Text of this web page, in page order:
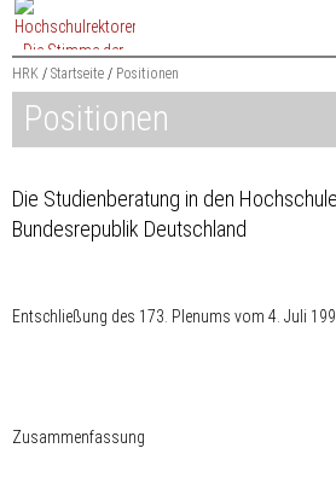
Zum
Content
springen
Suchbegriff
HRK Startseite Positionen
Positionen
Die Studienberatung in den
Bundesrepublik Deutschland
Entschließung des 173. Plenums vom 4. Juli
Zusammenfassung